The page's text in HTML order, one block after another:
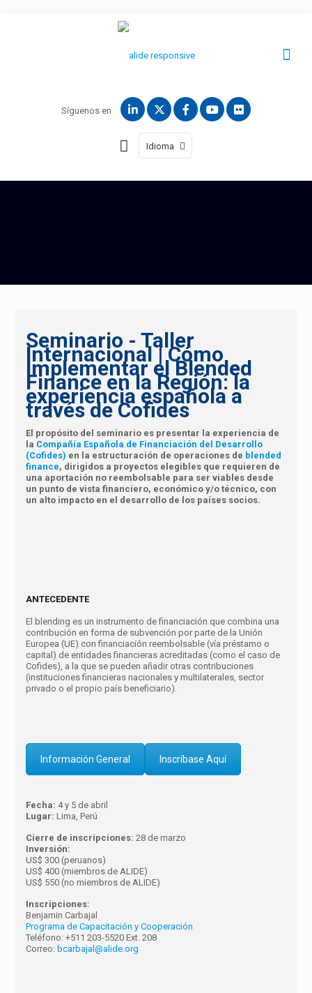
Síguenos en
Idioma
Seminario - Taller
Internacional | Cómo
Implementar el Blended
Finance en la Región: la
experiencia española a
través de Cofides
El propósito del seminario es presentar la experiencia de
la Compañía Española de Financiación del Desarrollo
(Cofides) en la estructuración de operaciones de blended
finance, dirigidos a proyectos elegibles que requieren de
una aportación no reembolsable para ser viables desde
un punto de vista financiero, económico y/o técnico, con
un alto impacto en el desarrollo de los países socios.
ANTECEDENTE
El blending es un instrumento de financiación que combina una
contribución en forma de subvención por parte de la Unión
Europea (UE) con financiación reembolsable (vía préstamo o
capital) de entidades financieras acreditadas (como el caso de
Cofides), a la que se pueden añadir otras contribuciones
(instituciones financieras nacionales y multilaterales, sector
privado o el propio país beneficiario).
Información General Inscríbase Aquí
Fecha: 4 y 5 de abril
Lugar: Lima, Perú
Cierre de inscripciones: 28 de marzo
Inversión:
US$ 300 (peruanos)
US$ 400 (miembros de ALIDE)
US$ 550 (no miembros de ALIDE)
Inscripciones:
Benjamin Carbajal
Programa de Capacitación y Cooperación
Teléfono: +511 203-5520 Ext. 208
Correo: bcarbajal@alide.org